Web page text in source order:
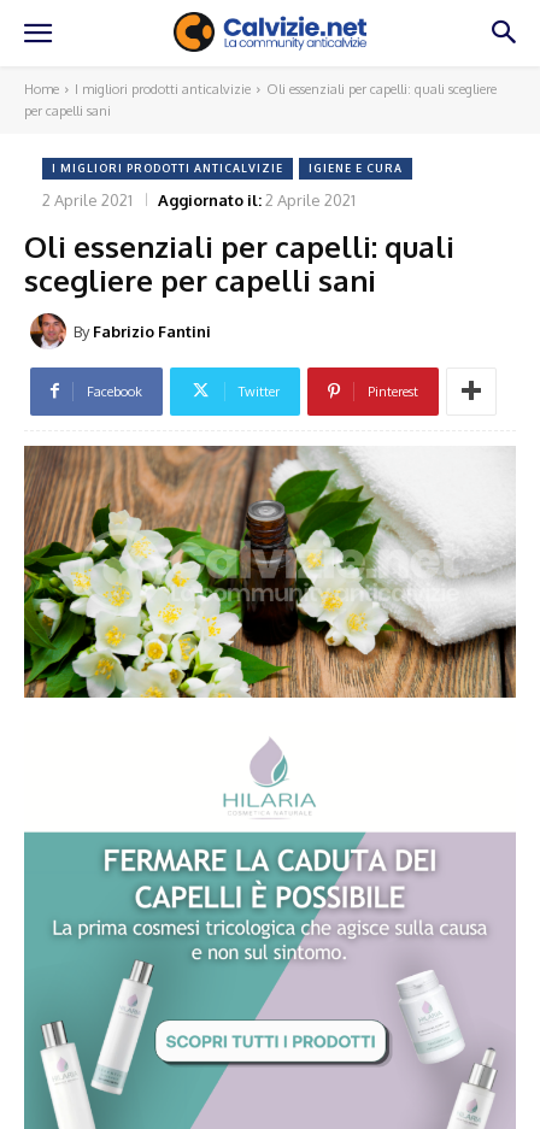
Home I migliori prodotti anticalvizie
Oli essenziali per capelli: quali scegliere
per capelli sani
I MIGLIORI PRODOTTI ANTICALVIZIE IGIENE E CURA
2 Aprile 2021 Aggiornato il:2 Aprile 2021
Oli essenziali per capelli: quali
scegliere per capelli sani
By Fabrizio Fantini
Facebook Twitter Pinterest